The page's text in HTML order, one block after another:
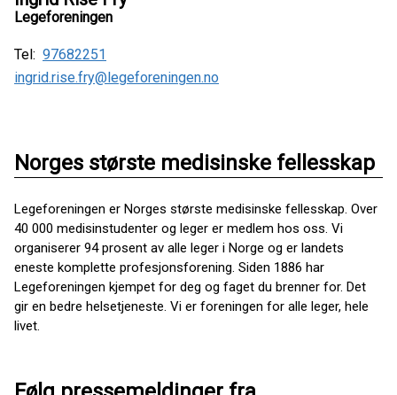
Legeforeningen
Tel: 97682251
ingrid.rise.fry@legeforeningen.no
Norges største medisinske fellesskap
Legeforeningen er Norges største medisinske fellesskap. Over
40 000 medisinstudenter og leger er medlem hos oss. Vi
organiserer 94 prosent av alle leger i Norge og er landets
eneste komplette profesjonsforening. Siden 1886 har
Legeforeningen kjempet for deg og faget du brenner for. Det
gir en bedre helsetjeneste. Vi er foreningen for alle leger, hele
livet.